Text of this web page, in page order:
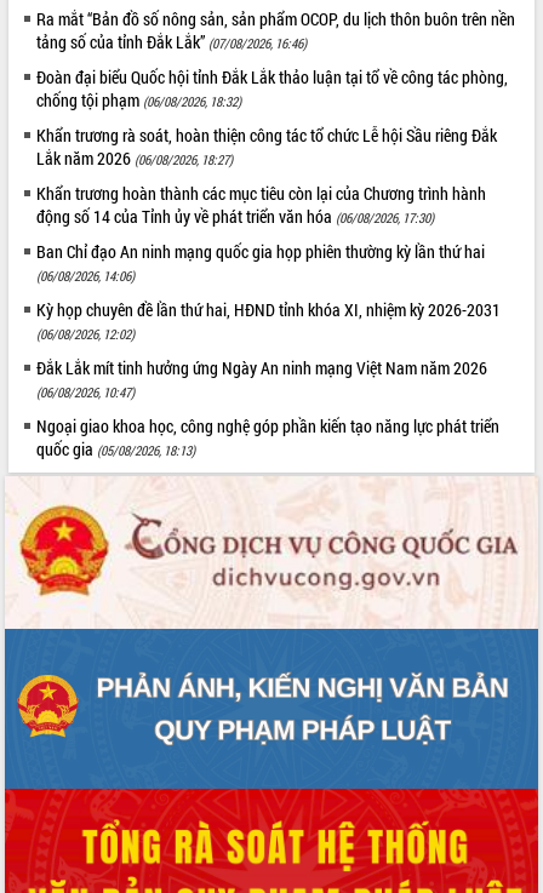
Ra mắt “Bản đồ số nông sản, sản phẩm OCOP, du lịch thôn buôn trên nền
tảng số của tỉnh Đắk Lắk” (07/08/2026, 16:46)
Đoàn đại biểu Quốc hội tỉnh Đắk Lắk thảo luận tại tổ về công tác phòng,
chống tội phạm (06/08/2026, 18:32)
Khẩn trương rà soát, hoàn thiện công tác tổ chức Lễ hội Sầu riêng Đắk
Lắk năm 2026 (06/08/2026, 18:27)
Khẩn trương hoàn thành các mục tiêu còn lại của Chương trình hành
động số 14 của Tỉnh ủy về phát triển văn hóa (06/08/2026, 17:30)
Ban Chỉ đạo An ninh mạng quốc gia họp phiên thường kỳ lần thứ hai
(06/08/2026, 14:06)
Kỳ họp chuyên đề lần thứ hai, HĐND tỉnh khóa XI, nhiệm kỳ 2026-2031
(06/08/2026, 12:02)
Đắk Lắk mít tinh hưởng ứng Ngày An ninh mạng Việt Nam năm 2026
(06/08/2026, 10:47)
Ngoại giao khoa học, công nghệ góp phần kiến tạo năng lực phát triển
quốc gia (05/08/2026, 18:13)